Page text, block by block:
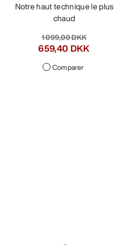
Notre haut technique le plus
chaud
1 099,00 DKK
659,40 DKK
Comparer